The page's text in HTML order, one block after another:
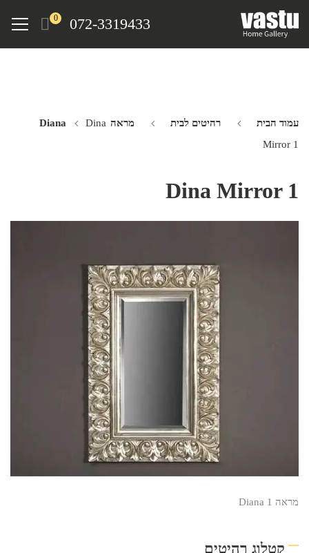
072-3319433
0
Menu
עמוד הבית רהיטים לבית מראה Diana Dina
Mirror 1
Dina Mirror 1
מראה Diana 1
קטלוג רהיטים